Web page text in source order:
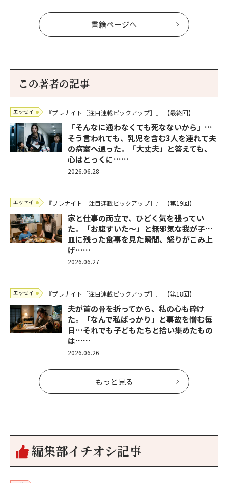
書籍ページへ
この著者の記事
エッセイ 『プレナイト［注目連載ピックアップ］』 【最終回】
「そんなに通わなくても死なないから」…
そう言われても、乳児を含む3人を連れて夫
の病室へ通った。「大丈夫」と答えても、
心はとっくに……
2026.06.28
エッセイ 『プレナイト［注目連載ピックアップ］』 【第19回】
家と仕事の両立で、ひどく気を張ってい
た。「お腹すいた～」と無邪気な我が子…
皿に残った食事を見た瞬間、怒りがこみ上
げ……
2026.06.27
エッセイ 『プレナイト［注目連載ピックアップ］』 【第18回】
夫が首の骨を折ってから、私の心も砕け
た。「なんで私ばっかり」と事故を憎む毎
日…それでも子どもたちと拾い集めたもの
は……
2026.06.26
もっと見る
編集部イチオシ記事